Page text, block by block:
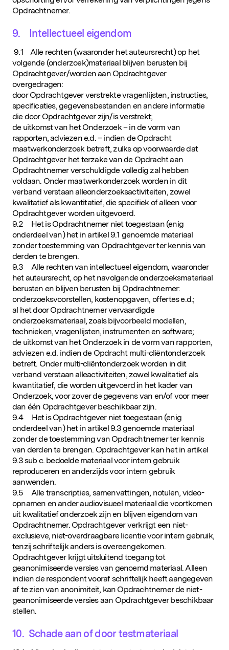
Opdrachtnemer.
9. Intellectueel eigendom
9.1 Alle rechten (waaronder het auteursrecht) op het
volgende (onderzoek)materiaal blijven berusten bij
Opdrachtgever/worden aan Opdrachtgever
overgedragen:
door Opdrachtgever verstrekte vragenlijsten, instructies,
specificaties, gegevensbestanden en andere informatie
die door Opdrachtgever zijn/is verstrekt;
de uitkomst van het Onderzoek – in de vorm van
rapporten, adviezen e.d. – indien de Opdracht
maatwerkonderzoek betreft, zulks op voorwaarde dat
Opdrachtgever het terzake van de Opdracht aan
Opdrachtnemer verschuldigde volledig zal hebben
voldaan. Onder maatwerkonderzoek worden in dit
verband verstaan alleonderzoeksactiviteiten, zowel
kwalitatief als kwantitatief, die specifiek of alleen voor
Opdrachtgever worden uitgevoerd.
9.2 Het is Opdrachtnemer niet toegestaan (enig
onderdeel van) het in artikel 9.1 genoemde materiaal
zonder toestemming van Opdrachtgever ter kennis van
derden te brengen.
9.3 Alle rechten van intellectueel eigendom, waaronder
het auteursrecht, op het navolgende onderzoeksmateriaal
berusten en blijven berusten bij Opdrachtnemer:
onderzoeksvoorstellen, kostenopgaven, offertes e.d.;
al het door Opdrachtnemer vervaardigde
onderzoeksmateriaal, zoals bijvoorbeeld modellen,
technieken, vragenlijsten, instrumenten en software;
de uitkomst van het Onderzoek in de vorm van rapporten,
adviezen e.d. indien de Opdracht multi-cliëntonderzoek
betreft. Onder multi-cliëntonderzoek worden in dit
verband verstaan alleactiviteiten, zowel kwalitatief als
kwantitatief, die worden uitgevoerd in het kader van
Onderzoek, voor zover de gegevens van en/of voor meer
dan één Opdrachtgever beschikbaar zijn.
9.4 Het is Opdrachtgever niet toegestaan (enig
onderdeel van) het in artikel 9.3 genoemde materiaal
zonder de toestemming van Opdrachtnemer ter kennis
van derden te brengen. Opdrachtgever kan het in artikel
9.3 sub c. bedoelde materiaal voor intern gebruik
reproduceren en anderzijds voor intern gebruik
aanwenden.
9.5 Alle transcripties, samenvattingen, notulen, video-
opnamen en ander audiovisueel materiaal die voortkomen
uit kwalitatief onderzoek zijn en blijven eigendom van
Opdrachtnemer. Opdrachtgever verkrijgt een niet-
exclusieve, niet-overdraagbare licentie voor intern gebruik,
tenzij schriftelijk anders is overeengekomen.
Opdrachtgever krijgt uitsluitend toegang tot
geanonimiseerde versies van genoemd materiaal. Alleen
indien de respondent vooraf schriftelijk heeft aangegeven
af te zien van anonimiteit, kan Opdrachtnemer de niet-
geanonimiseerde versies aan Opdrachtgever beschikbaar
stellen.
10. Schade aan of door testmateriaal